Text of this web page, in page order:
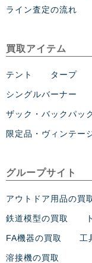
ライン査定の流れ
買取アイテム
テント タープ
シングルバーナー
ザック・バックパッ
限定品・ヴィンテー
グループサイト
アウトドア用品の買
鉄道模型の買取
FA機器の買取 工
溶接機の買取